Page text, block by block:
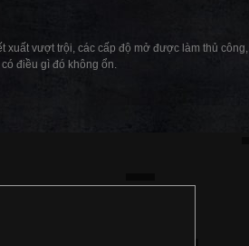
xuất vượt trội, các cấp độ mở được làm thủ
điều gì đó không ổn.